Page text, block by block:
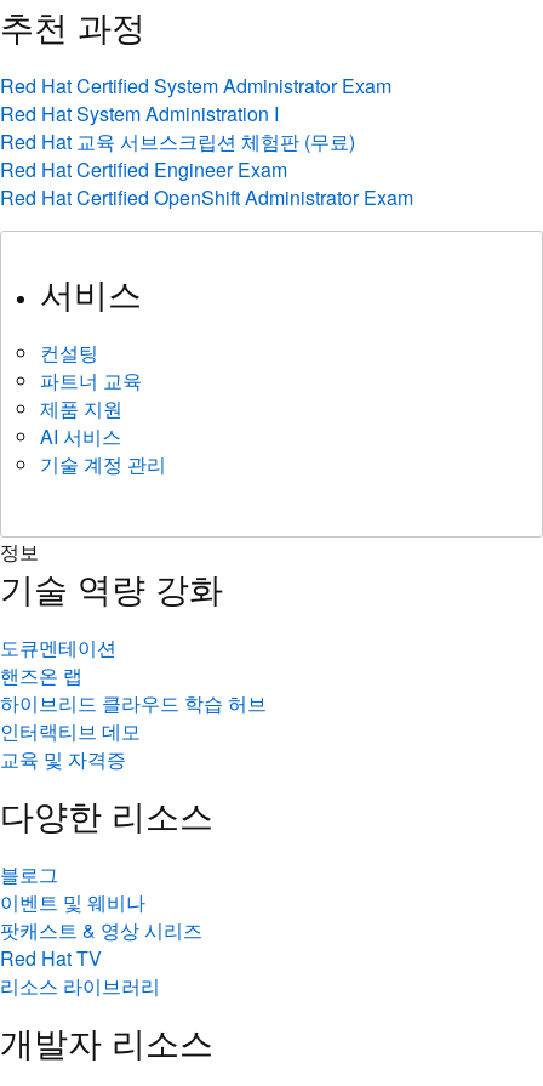
추천 과정
Red Hat Certified System Administrator Exam
Red Hat System Administration I
Red Hat 교육 서브스크립션 체험판 (무료)
Red Hat Certified Engineer Exam
Red Hat Certified OpenShift Administrator Exam
서비스
컨설팅
파트너 교육
제품 지원
AI 서비스
기술 계정 관리
정보
기술 역량 강화
도큐멘테이션
핸즈온 랩
하이브리드 클라우드 학습 허브
인터랙티브 데모
교육 및 자격증
다양한 리소스
블로그
이벤트 및 웨비나
팟캐스트 & 영상 시리즈
Red Hat TV
리소스 라이브러리
개발자 리소스